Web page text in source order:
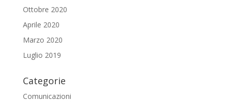
Ottobre 2020
Aprile 2020
Marzo 2020
Luglio 2019
Categorie
Comunicazioni